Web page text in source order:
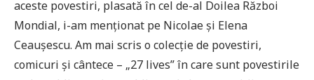
aceste povestiri, plasată în cel de-al Doilea Război
Mondial, i-am menționat pe Nicolae și Elena
Ceaușescu. Am mai scris o colecție de povestiri,
comicuri și cântece – „27 lives” în care sunt povestirile